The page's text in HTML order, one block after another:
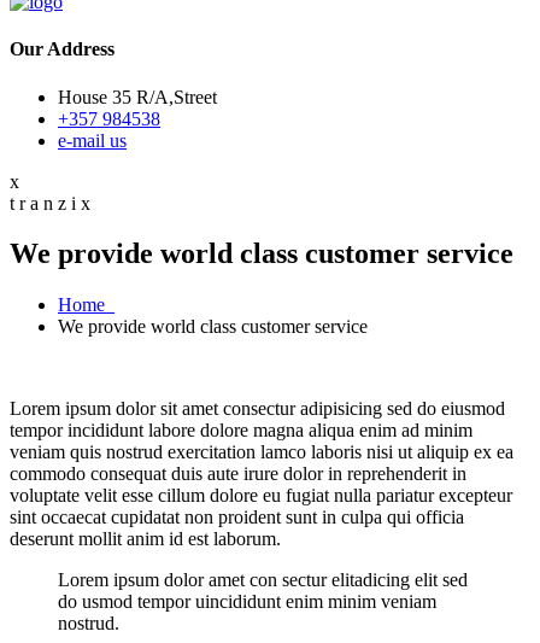
Our Address
House 35 R/A,Street
+357 984538
e-mail us
x
t r a n z i x
We provide world class customer service
Home
We provide world class customer service
Lorem ipsum dolor sit amet consectur adipisicing sed do eiusmod
tempor incididunt labore dolore magna aliqua enim ad minim
veniam quis nostrud exercitation lamco laboris nisi ut aliquip ex ea
commodo consequat duis aute irure dolor in reprehenderit in
voluptate velit esse cillum dolore eu fugiat nulla pariatur excepteur
sint occaecat cupidatat non proident sunt in culpa qui officia
deserunt mollit anim id est laborum.
Lorem ipsum dolor amet con sectur elitadicing elit sed
do usmod tempor uincididunt enim minim veniam
nostrud.